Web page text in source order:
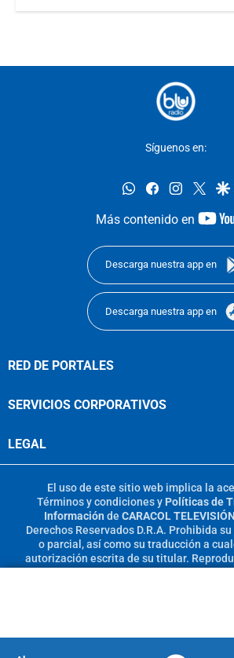
Síguenos en:
whatsappfacebookinstagram
twitter
Más contenido en
Descarga nuestra app en
Descarga nuestra app en
RED DE PORTALES
SERVICIOS CORPORATIVOS
LEGAL
El uso de este sitio web implica la
Términos y condicionesy Políticas de
Información de CARACOL
Derechos Reservados D.R.A. Prohibida
o parcial, así como su traducción a
autorización escrita de su titular.